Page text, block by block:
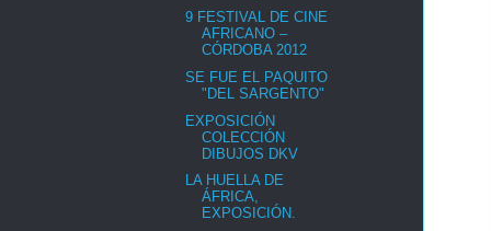
9 FESTIVAL DE CINE
AFRICANO –
CÓRDOBA 2012
SE FUE EL PAQUITO
"DEL SARGENTO"
EXPOSICIÓN
COLECCIÓN
DIBUJOS DKV
LA HUELLA DE
ÁFRICA,
EXPOSICIÓN.